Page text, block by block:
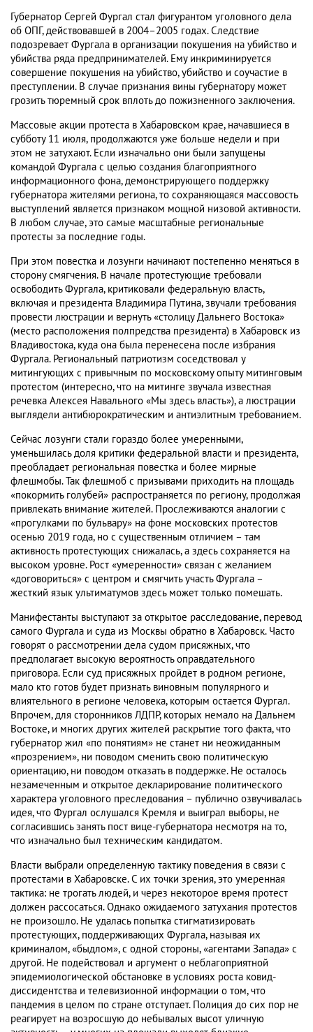
Губернатор Сергей Фургал стал фигурантом уголовного дела
об ОПГ, действовавшей в 2004–2005 годах. Следствие
подозревает Фургала в организации покушения на убийство и
убийства ряда предпринимателей. Ему инкриминируется
совершение покушения на убийство, убийство и соучастие в
преступлении. В случае признания вины губернатору может
грозить тюремный срок вплоть до пожизненного заключения.
Массовые акции протеста в Хабаровском крае, начавшиеся в
субботу 11 июля, продолжаются уже больше недели и при
этом не затухают. Если изначально они были запущены
командой Фургала с целью создания благоприятного
информационного фона, демонстрирующего поддержку
губернатора жителями региона, то сохраняющаяся массовость
выступлений является признаком мощной низовой активности.
В любом случае, это самые масштабные региональные
протесты за последние годы.
При этом повестка и лозунги начинают постепенно меняться в
сторону смягчения. В начале протестующие требовали
освободить Фургала, критиковали федеральную власть,
включая и президента Владимира Путина, звучали требования
провести люстрации и вернуть «столицу Дальнего Востока»
(место расположения полпредства президента) в Хабаровск из
Владивостока, куда она была перенесена после избрания
Фургала. Региональный патриотизм соседствовал у
митингующих с привычным по московскому опыту митинговым
протестом (интересно, что на митинге звучала известная
речевка Алексея Навального «Мы здесь власть»), а люстрации
выглядели антибюрократическим и антиэлитным требованием.
Сейчас лозунги стали гораздо более умеренными,
уменьшилась доля критики федеральной власти и президента,
преобладает региональная повестка и более мирные
флешмобы. Так флешмоб с призывами приходить на площадь
«покормить голубей» распространяется по региону, продолжая
привлекать внимание жителей. Прослеживаются аналогии с
«прогулками по бульвару» на фоне московских протестов
осенью 2019 года, но с существенным отличием – там
активность протестующих снижалась, а здесь сохраняется на
высоком уровне. Рост «умеренности» связан с желанием
«договориться» с центром и смягчить участь Фургала –
жесткий язык ультиматумов здесь может только помешать.
Манифестанты выступают за открытое расследование, перевод
самого Фургала и суда из Москвы обратно в Хабаровск. Часто
говорят о рассмотрении дела судом присяжных, что
предполагает высокую вероятность оправдательного
приговора. Если суд присяжных пройдет в родном регионе,
мало кто готов будет признать виновным популярного и
влиятельного в регионе человека, которым остается Фургал.
Впрочем, для сторонников ЛДПР, которых немало на Дальнем
Востоке, и многих других жителей раскрытие того факта, что
губернатор жил «по понятиям» не станет ни неожиданным
«прозрением», ни поводом сменить свою политическую
ориентацию, ни поводом отказать в поддержке. Не осталось
незамеченным и открытое декларирование политического
характера уголовного преследования – публично озвучивалась
идея, что Фургал ослушался Кремля и выиграл выборы, не
согласившись занять пост вице-губернатора несмотря на то,
что изначально был техническим кандидатом.
Власти выбрали определенную тактику поведения в связи с
протестами в Хабаровске. С их точки зрения, это умеренная
тактика: не трогать людей, и через некоторое время протест
должен рассосаться. Однако ожидаемого затухания протестов
не произошло. Не удалась попытка стигматизировать
протестующих, поддерживающих Фургала, называя их
криминалом, «быдлом», с одной стороны, «агентами Запада» с
другой. Не подействовал и аргумент о неблагоприятной
эпидемиологической обстановке в условиях роста ковид-
диссидентства и телевизионной информации о том, что
пандемия в целом по стране отступает. Полиция до сих пор не
реагирует на возросшую до небывалых высот уличную